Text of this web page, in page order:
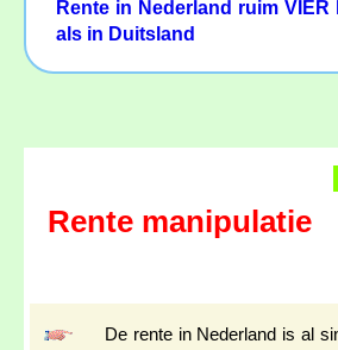
Rente in Nederland ruim VIER
als in Duitsland
Rente manipulatie
De rente in Nederland is al